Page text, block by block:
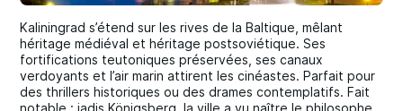
Kaliningrad s’étend sur les rives de la Baltique, mêlant
héritage médiéval et héritage postsoviétique. Ses
fortifications teutoniques préservées, ses canaux
verdoyants et l’air marin attirent les cinéastes. Parfait pour
des thrillers historiques ou des drames contemplatifs. Fait
notable : jadis Königsberg, la ville a vu naître le philosophe